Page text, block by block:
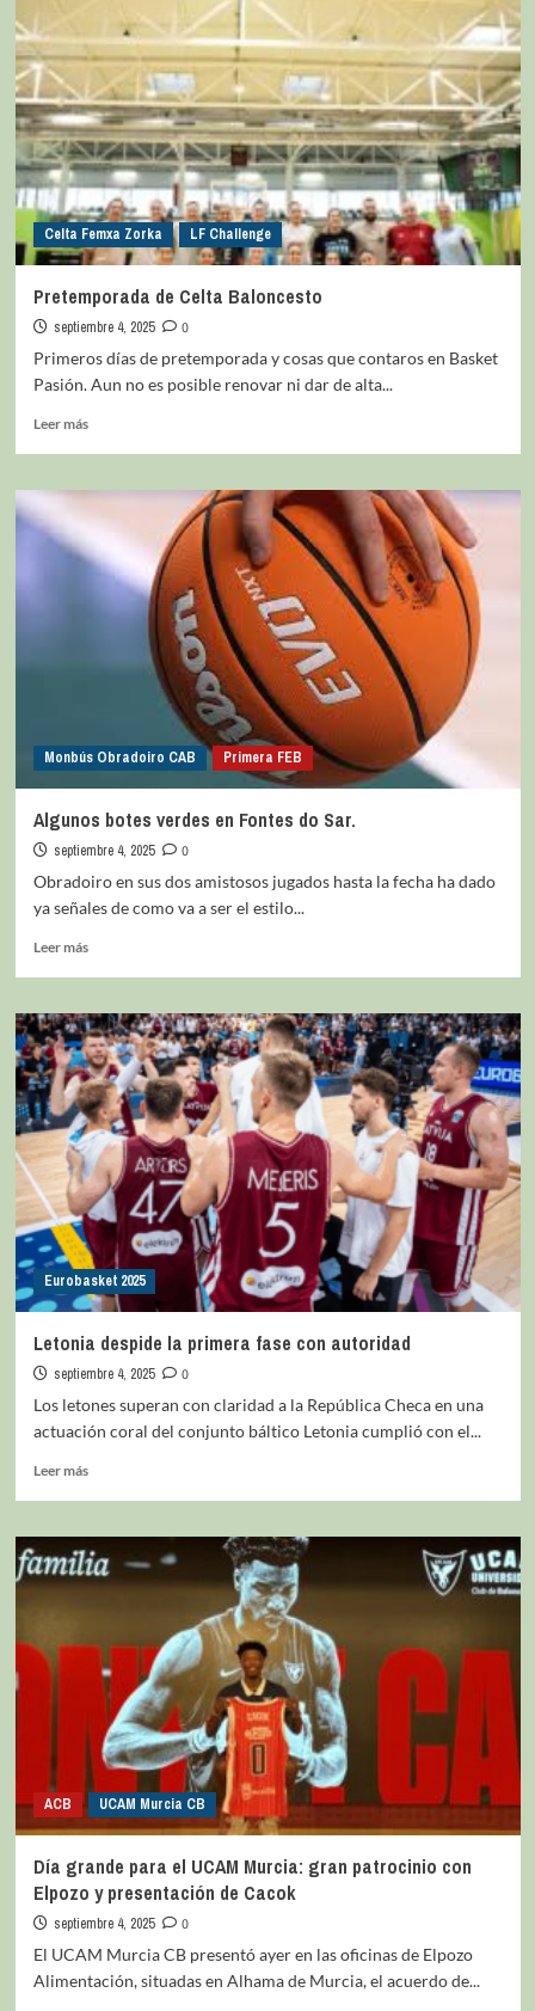
Celta Femxa Zorka LF Challenge
Pretemporada de Celta Baloncesto
septiembre 4, 2025
0
Primeros días de pretemporada y cosas que contaros en Basket
Pasión. Aun no es posible renovar ni dar de alta...
Leer más
Monbús Obradoiro CAB Primera FEB
Algunos botes verdes en Fontes do Sar.
septiembre 4, 2025
0
Obradoiro en sus dos amistosos jugados hasta la fecha ha dado
ya señales de como va a ser el estilo...
Leer más
Eurobasket 2025
Letonia despide la primera fase con autoridad
septiembre 4, 2025
0
Los letones superan con claridad a la República Checa en una
actuación coral del conjunto báltico Letonia cumplió con el...
Leer más
ACB UCAM Murcia CB
Día grande para el UCAM Murcia: gran patrocinio con
Elpozo y presentación de Cacok
septiembre 4, 2025
0
El UCAM Murcia CB presentó ayer en las oficinas de Elpozo
Alimentación, situadas en Alhama de Murcia, el acuerdo de...